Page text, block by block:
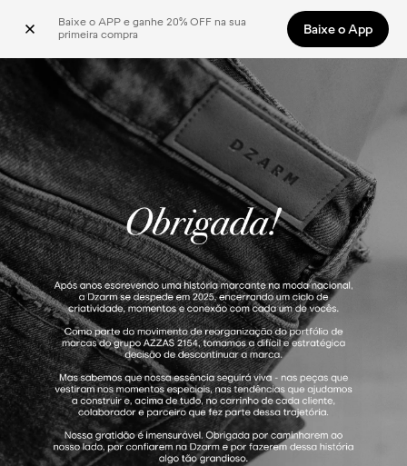
Baixe o APP e ganhe 20% OFF na sua
primeira compra
Baixe o App